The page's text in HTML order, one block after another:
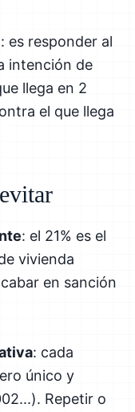
es responder al
intención de
llega en 2
el que llega
: el 21% es el
vivienda
en sanción
: cada
único y
Repetir o